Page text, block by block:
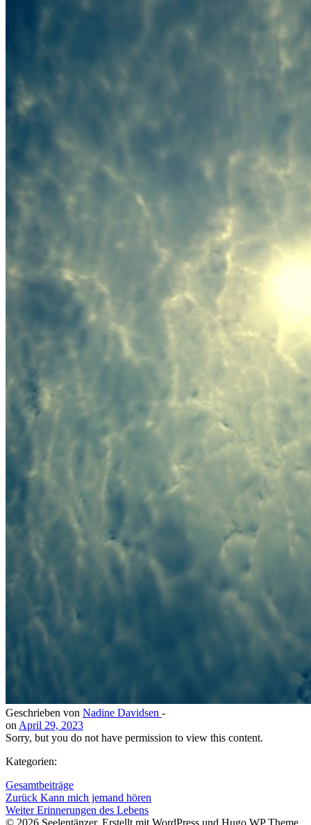
Geschrieben von Nadine Davidsen -
on April 29, 2023
Sorry, but you do not have permission to view this content.
Kategorien:
Gesamtbeiträge
Beitragsnavigation
Zurück Kann mich jemand hören
Beitragsnavigation
Weiter Erinnerungen des Lebens
© 2026 Seelentänzer. Erstellt mit WordPress und Hugo WP Theme .